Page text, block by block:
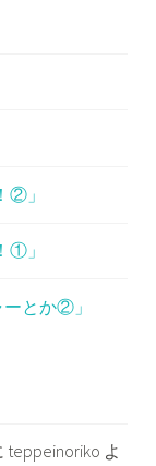
②」
①」
とか②」
teppeinoriko よ